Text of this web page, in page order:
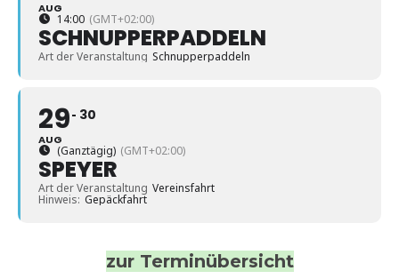
AUG
14:00 (GMT+02:00)
SCHNUPPERPADDELN
Art der Veranstaltung Schnupperpaddeln
29
AUG
30
(Ganztägig) (GMT+02:00)
SPEYER
Art der Veranstaltung Vereinsfahrt
Hinweis: Gepäckfahrt
zur Terminübersicht